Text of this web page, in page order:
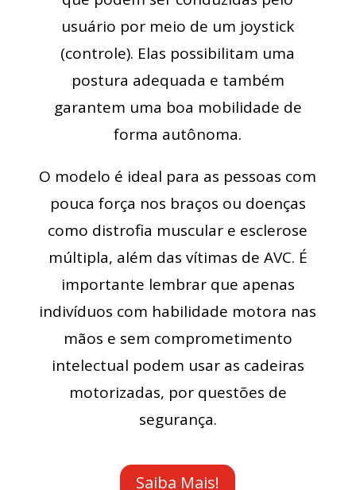
usuário por meio de um joystick
(controle). Elas possibilitam uma
postura adequada e também
garantem uma boa mobilidade de
forma autônoma.
O modelo é ideal para as pessoas com
pouca força nos braços ou doenças
como distrofia muscular e esclerose
múltipla, além das vítimas de AVC. É
importante lembrar que apenas
indivíduos com habilidade motora nas
mãos e sem comprometimento
intelectual podem usar as cadeiras
motorizadas, por questões de
segurança.
Saiba Mais!